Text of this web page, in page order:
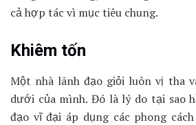
cả hợp tác vì mục tiêu chung.
Khiêm tốn
Một nhà lãnh đạo giỏi luôn vị tha
dưới của mình. Đó là lý do tại sao
đạo vĩ đại áp dụng các phong